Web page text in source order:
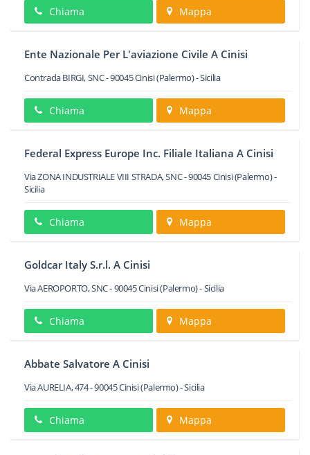
Chiama Mappa
Ente Nazionale Per L'aviazione Civile A Cinisi
Contrada BIRGI, SNC-90045Cinisi(Palermo) -Sicilia
Chiama Mappa
Federal Express Europe Inc. Filiale Italiana A Cinisi
Via ZONA INDUSTRIALE VIII STRADA, SNC-90045Cinisi(Palermo) -
Sicilia
Chiama Mappa
Goldcar Italy S.r.l. A Cinisi
Via AEROPORTO, SNC-90045Cinisi(Palermo) -Sicilia
Chiama Mappa
Abbate Salvatore A Cinisi
Via AURELIA, 474-90045Cinisi(Palermo) -Sicilia
Chiama Mappa